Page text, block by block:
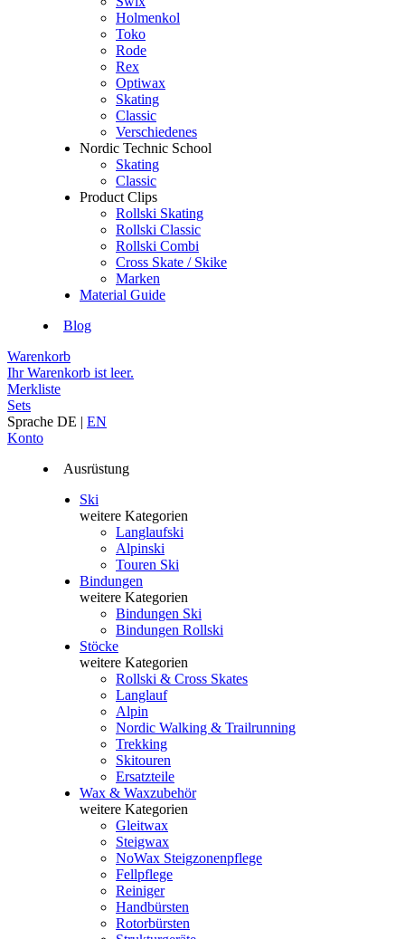
Holmenkol
Toko
Rode
Rex
Optiwax
Skating
Classic
Verschiedenes
Nordic Technic School
Skating
Classic
Product Clips
Rollski Skating
Rollski Classic
Rollski Combi
Cross Skate / Skike
Marken
Material Guide
Blog
Warenkorb
Ihr Warenkorb ist leer.
Merkliste
Sets
Sprache DE | EN
Konto
Ausrüstung
Ski
weitere Kategorien
Langlaufski
Alpinski
Touren Ski
Bindungen
weitere Kategorien
Bindungen Ski
Bindungen Rollski
Stöcke
weitere Kategorien
Rollski & Cross Skates
Langlauf
Alpin
Nordic Walking & Trailrunning
Trekking
Skitouren
Ersatzteile
Wax & Waxzubehör
weitere Kategorien
Gleitwax
Steigwax
NoWax Steigzonenpflege
Fellpflege
Reiniger
Handbürsten
Rotorbürsten